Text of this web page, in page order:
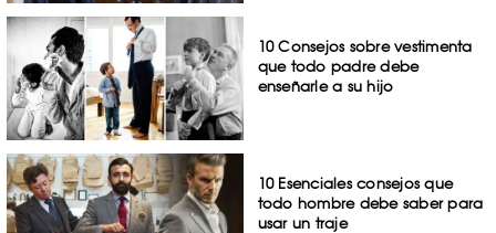
10 Consejos sobre vestimenta
que todo padre debe
enseñarle a su hijo
10 Esenciales consejos que
todo hombre debe saber para
usar un traje